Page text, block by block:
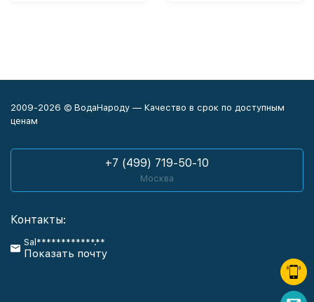
2009-2026 © ВодаНароду — Качество в срок по доступным
ценам
+7 (499) 719-50-10
Москва
Контакты:
Sal************.**
Показать почту